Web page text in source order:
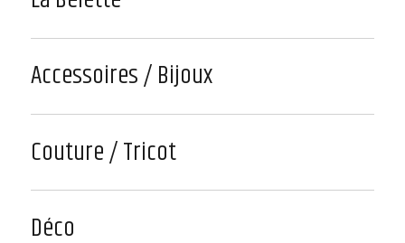
Accessoires / Bijoux
Couture / Tricot
Déco